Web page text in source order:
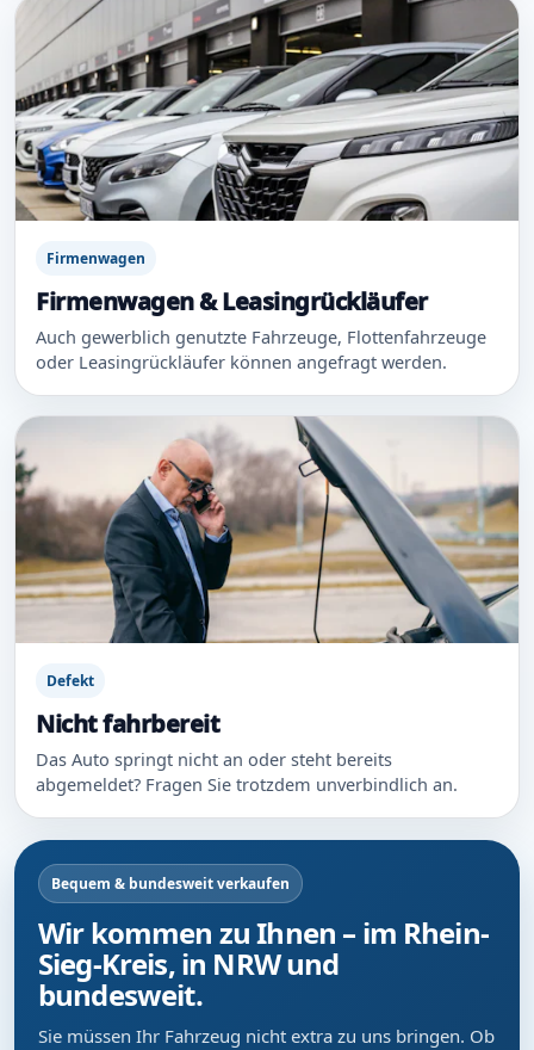
Firmenwagen
Firmenwagen & Leasingrückläufer
Auch gewerblich genutzte Fahrzeuge, Flottenfahrzeuge
oder Leasingrückläufer können angefragt werden.
Defekt
Nicht fahrbereit
Das Auto springt nicht an oder steht bereits
abgemeldet? Fragen Sie trotzdem unverbindlich an.
Bequem & bundesweit verkaufen
Wir kommen zu Ihnen – im Rhein-
Sieg-Kreis, in NRW und
bundesweit.
Sie müssen Ihr Fahrzeug nicht extra zu uns bringen. Ob